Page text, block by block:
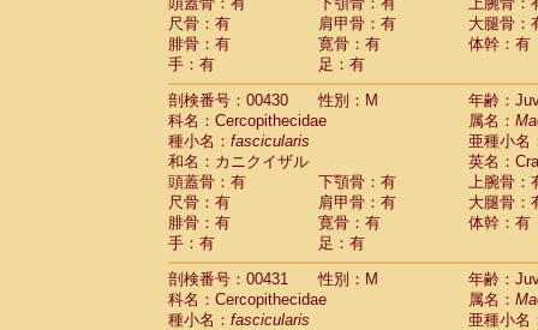
尺骨：有
肩甲骨：有
大腿骨：
腓骨：有
寛骨：有
体幹：有
手：有
足：有
剖検番号：00430
性別：M
年齢：
科名：Cercopithecidae
属名：
種小名： fascicularis
亜種小名
和名：カニクイザル
英名：
頭蓋骨：有
下顎骨：有
上腕骨：
尺骨：有
肩甲骨：有
大腿骨：
腓骨：有
寛骨：有
体幹：有
手：有
足：有
剖検番号：00431
性別：M
年齢：
科名：Cercopithecidae
属名：
種小名： fascicularis
亜種小名